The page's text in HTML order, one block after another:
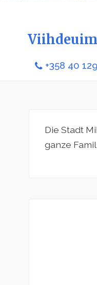
+358 40
Die Stadt
ganze